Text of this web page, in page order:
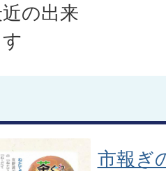
の出来
市報ぎ